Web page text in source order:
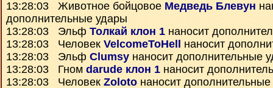
13:28:03 Животное бойцовое Медведь Блевун
дополнительные удары
13:28:03 Эльф Толкай клон 1 наносит
13:28:03 Человек VelcomeToHell
наносит
13:28:03 Эльф Clumsy наносит дополнительные
13:28:03 Гном darude клон 1 наносит
13:28:03 Человек Zoloto наносит